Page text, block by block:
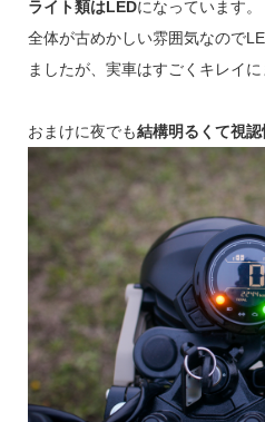
ライト類はLEDになっています。
全体が古めかしい雰囲気なので
ましたが、実車はすごくキレイに
おまけに夜でも結構明るくて視認